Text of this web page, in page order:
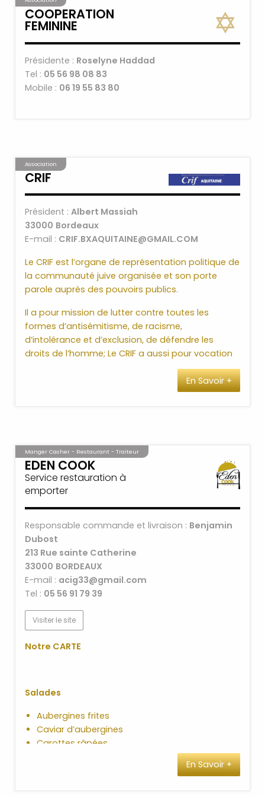
COOPERATION
FEMININE
Présidente : Roselyne Haddad
Tel : 05 56 98 08 83
Mobile : 06 19 55 83 80
Association
CRIF
Président : Albert Massiah
33000 Bordeaux
E-mail : CRIF.BXAQUITAINE@GMAIL.COM
Le CRIF est l’organe de représentation politique de
la communauté juive organisée et son porte
parole auprès des pouvoirs publics.
Il a pour mission de lutter contre toutes les
formes d’antisémitisme, de racisme,
d’intolérance et d’exclusion, de défendre les
droits de l’homme; Le CRIF a aussi pour vocation
l’affirmation de sa solidarité envers Israël, et son
soutien à une solution pacifique au conflit du
Le CRIF entretient des relations régulières avec
l’ensemble des représentants de la vie politique
et civile, française et internationale, avec les
autorités religieuses, les syndicats, les
journalistes…
En Savoir +
Manger Casher - Restaurant - Traiteur
EDEN COOK
Service restauration à
emporter
Responsable commande et livraison : Benjamin
Dubost
213 Rue sainte Catherine
33000 BORDEAUX
E-mail : acig33@gmail.com
Tel : 05 56 91 79 39
Visiter le site
Notre CARTE
Salades
Aubergines frites
Caviar d’aubergines
Carottes râpées
En Savoir +